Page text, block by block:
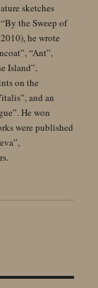
sketches
the Sweep of
he wrote
“Ant”,
Island”,
on the
and an
He won
were published